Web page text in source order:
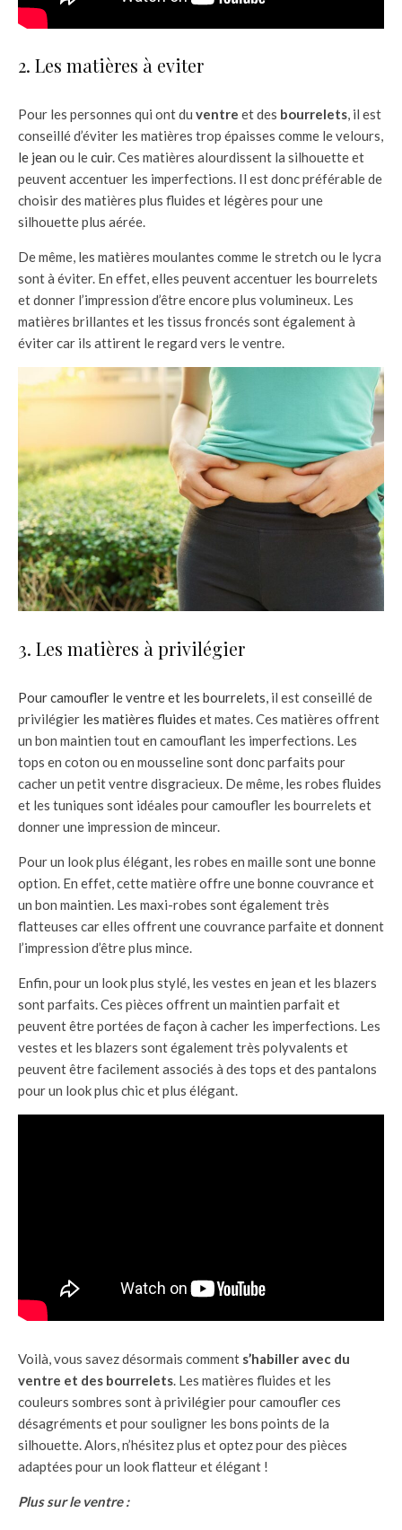
2. Les matières à eviter
Pour les personnes qui ont du ventre et des bourrelets, il est
conseillé d’éviter les matières trop épaisses comme le velours,
le jean ou lecuir. Ces matières alourdissent la silhouette et
peuvent accentuer les imperfections. Il est donc préférable de
choisir des matières plus fluides et légères pour une
silhouette plus aérée.
De même, les matières moulantes comme le stretch ou le lycra
sont à éviter. En effet, elles peuvent accentuer les bourrelets
et donner l’impression d’être encore plus volumineux. Les
matières brillantes et les tissus froncés sont également à
éviter car ils attirent le regard vers le ventre.
3. Les matières à privilégier
Pour camoufler le ventre et les bourrelets, il est conseillé de
privilégier les matières fluides et mates. Ces matières offrent
un bon maintien tout en camouflant les imperfections. Les
tops en coton ou en mousseline sont donc parfaits pour
cacher un petit ventre disgracieux. De même, les robes fluides
et les tuniques sont idéales pour camoufler les bourrelets et
donner une impression de minceur.
Pour un look plus élégant, les robes en maille sont une bonne
option. En effet, cette matière offre une bonne couvrance et
un bon maintien. Les maxi-robes sont également très
flatteuses car elles offrent une couvrance parfaite et donnent
l’impression d’être plus mince.
Enfin, pour un look plus stylé, les vestes en jean et les blazers
sont parfaits. Ces pièces offrent un maintien parfait et
peuvent être portées de façon à cacher les imperfections. Les
vestes et les blazers sont également très polyvalents et
peuvent être facilement associés à des tops et des pantalons
pour un look plus chic et plus élégant.
Voilà, vous savez désormais comment s’habiller avec du
ventre et des bourrelets. Les matières fluides et les
couleurs sombres sont à privilégier pour camoufler ces
désagréments et pour souligner les bons points de la
silhouette. Alors, n’hésitez plus et optez pour des pièces
adaptées pour un look flatteur et élégant !
Plus sur le ventre :